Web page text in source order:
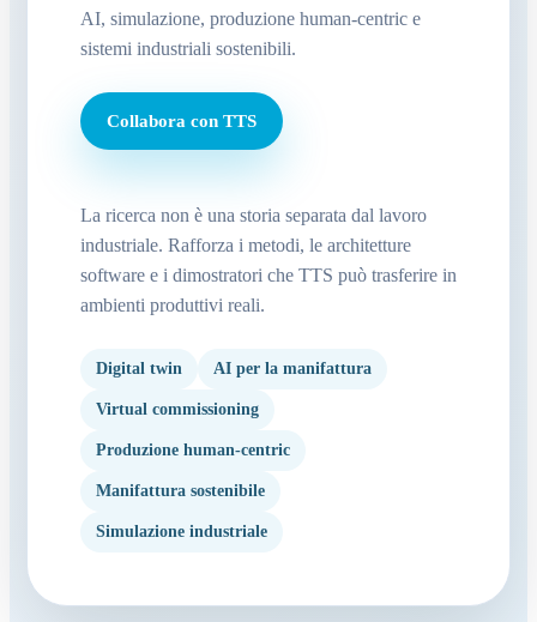
AI, simulazione, produzione human-centric e
sistemi industriali sostenibili.
Collabora con TTS
La ricerca non è una storia separata dal lavoro
industriale. Rafforza i metodi, le architetture
software e i dimostratori che TTS può trasferire in
ambienti produttivi reali.
Digital twin AI per la manifattura
Virtual commissioning
Produzione human-centric
Manifattura sostenibile
Simulazione industriale